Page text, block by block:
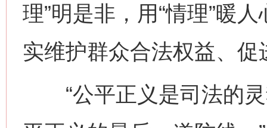
理”明是非，用“情理”暖
实维护群众合法权益、
“公平正义是司法的灵